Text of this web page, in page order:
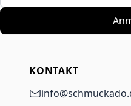
KONTAKT